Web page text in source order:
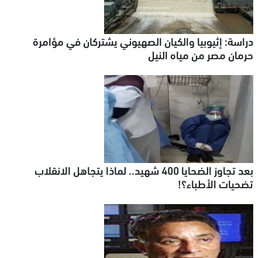
دراسة: إثيوبيا والكيان الصهيوني يشتركان في مؤامرة
حرمان مصر من مياه النيل
بعد تجاوز الضحايا 400 شهيد.. لماذا يتجاهل الانقلاب
تضحيات الأطباء؟!